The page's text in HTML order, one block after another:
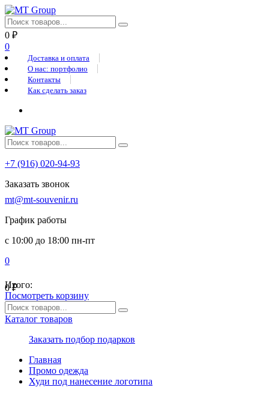
0 ₽
0
Доставка и оплата
О нас: портфолио
Контакты
Как сделать заказ
+7 (916) 020-94-93
Заказать звонок
mt@mt-souvenir.ru
График работы
с 10:00 до 18:00 пн-пт
0
0₽
Итого:
Посмотреть корзину
Каталог товаров
Заказать подбор подарков
Главная
Промо одежда
Худи под нанесение логотипа